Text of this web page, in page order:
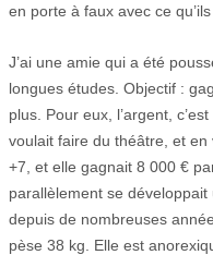
en porte à faux avec ce
J’ai une amie qui a été
longues études. Objectif :
plus. Pour eux, l’argent,
voulait faire du théâtre, et
+7, et elle gagnait 8 000 €
parallèlement se
depuis de nombreuses
pèse 38 kg. Elle est